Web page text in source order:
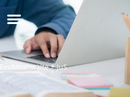
Rechtsanwälte>JuS